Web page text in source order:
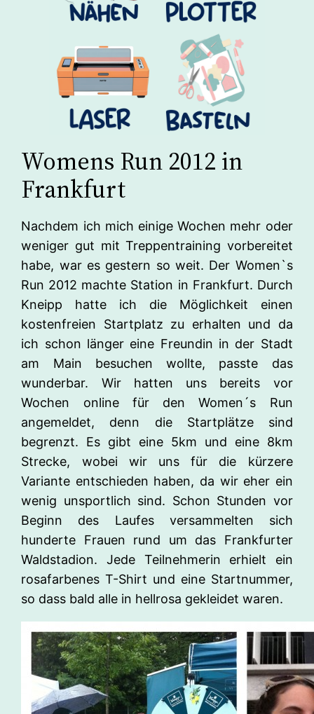
Womens Run 2012 in
Frankfurt
Nachdem ich mich einige Wochen mehr oder
weniger gut mit Treppentraining vorbereitet
habe, war es gestern so weit. Der Women`s
Run 2012 machte Station in Frankfurt. Durch
Kneipp hatte ich die Möglichkeit einen
kostenfreien Startplatz zu erhalten und da
ich schon länger eine Freundin in der Stadt
am Main besuchen wollte, passte das
wunderbar. Wir hatten uns bereits vor
Wochen online für den Women´s Run
angemeldet, denn die Startplätze sind
begrenzt. Es gibt eine 5km und eine 8km
Strecke, wobei wir uns für die kürzere
Variante entschieden haben, da wir eher ein
wenig unsportlich sind. Schon Stunden vor
Beginn des Laufes versammelten sich
hunderte Frauen rund um das Frankfurter
Waldstadion. Jede Teilnehmerin erhielt ein
rosafarbenes T-Shirt und eine Startnummer,
so dass bald alle in hellrosa gekleidet waren.